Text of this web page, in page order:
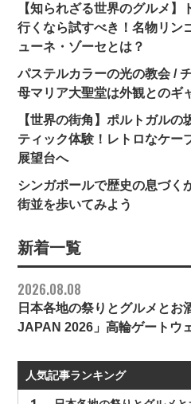
【知られざる世界のグルメ
行くなら試すべき！名物リン
ューネ・ゾーセとは？
パステルカラーの光の教会 /
母マリア大聖堂は外観とのギ
【世界の街角】ポルトガル
ティック体験！レトロなケー
展望台へ
シンガポールで歴史の息づく
街並を歩いてみよう
新着一覧
2026.08.08
日本各地の祭りとグルメとお
JAPAN 2026」高輪ゲートウ
人気記事ランキング